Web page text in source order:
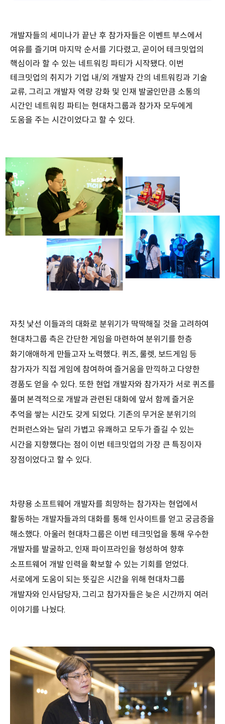
개발자들의 세미나가 끝난 후 참가자들은 이벤트 부스에서
여유를 즐기며 마지막 순서를 기다렸고, 곧이어 테크밋업의
핵심이라 할 수 있는 네트워킹 파티가 시작됐다. 이번
테크밋업의 취지가 기업 내/외 개발자 간의 네트워킹과 기술
교류, 그리고 개발자 역량 강화 및 인재 발굴인만큼 소통의
시간인 네트워킹 파티는 현대차그룹과 참가자 모두에게
도움을 주는 시간이었다고 할 수 있다.
자칫 낯선 이들과의 대화로 분위기가 딱딱해질 것을 고려하여
현대차그룹 측은 간단한 게임을 마련하여 분위기를 한층
화기애애하게 만들고자 노력했다. 퀴즈, 룰렛, 보드게임 등
참가자가 직접 게임에 참여하여 즐거움을 만끽하고 다양한
경품도 얻을 수 있다. 또한 현업 개발자와 참가자가 서로 퀴즈를
풀며 본격적으로 개발과 관련된 대화에 앞서 함께 즐거운
추억을 쌓는 시간도 갖게 되었다. 기존의 무거운 분위기의
컨퍼런스와는 달리 가볍고 유쾌하고 모두가 즐길 수 있는
시간을 지향했다는 점이 이번 테크밋업의 가장 큰 특징이자
장점이었다고 할 수 있다.
차량용 소프트웨어 개발자를 희망하는 참가자는 현업에서
활동하는 개발자들과의 대화를 통해 인사이트를 얻고 궁금증을
해소했다. 아울러 현대차그룹은 이번 테크밋업을 통해 우수한
개발자를 발굴하고, 인재 파이프라인을 형성하여 향후
소프트웨어 개발 인력을 확보할 수 있는 기회를 얻었다.
서로에게 도움이 되는 뜻깊은 시간을 위해 현대차그룹
개발자와 인사담당자, 그리고 참가자들은 늦은 시간까지 여러
이야기를 나눴다.